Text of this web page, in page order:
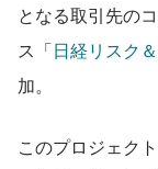
となる取引先の
ス「日経リスク
加。
このプロジェク